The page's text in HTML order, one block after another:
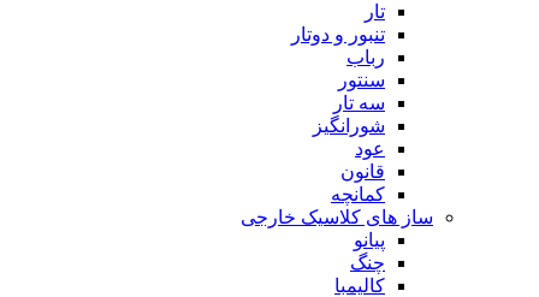
تار
تنبور و دوتار
رباب
سنتور
سه تار
شورانگیز
عود
قانون
کمانچه
ساز های کلاسیک خارجی
پیانو
چنگ
کالیمبا